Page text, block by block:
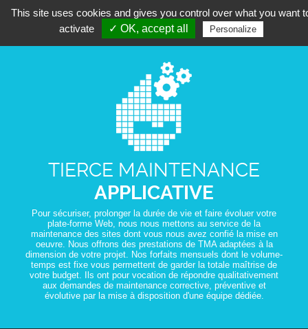
TIERCE MAINTENANCE
APPLICATIVE
Pour sécuriser, prolonger la durée de vie et faire évoluer votre
plate-forme Web, nous nous mettons au service de la
maintenance des sites dont vous nous avez confié la mise en
oeuvre. Nous offrons des prestations de TMA adaptées à la
dimension de votre projet. Nos forfaits mensuels dont le volume-
temps est fixe vous permettent de garder la totale maîtrise de
votre budget. Ils ont pour vocation de répondre qualitativement
aux demandes de maintenance corrective, préventive et
évolutive par la mise à disposition d'une équipe dédiée.
This site uses cookies and gives you control over what you want
activate
✓ OK, accept all Personalize